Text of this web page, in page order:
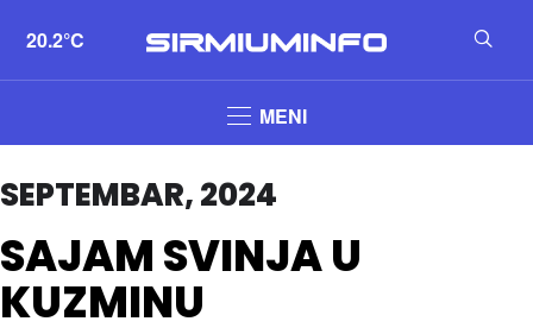
20.2°C
MENI
SEPTEMBAR, 2024
SAJAM SVINJA U
KUZMINU